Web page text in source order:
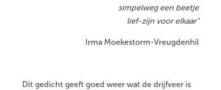
simpelweg een beetje
lief-zijn voor elkaar"
Irma Moekestorm-Vreugdenhil
Dit gedicht geeft goed weer wat de drijfveer is